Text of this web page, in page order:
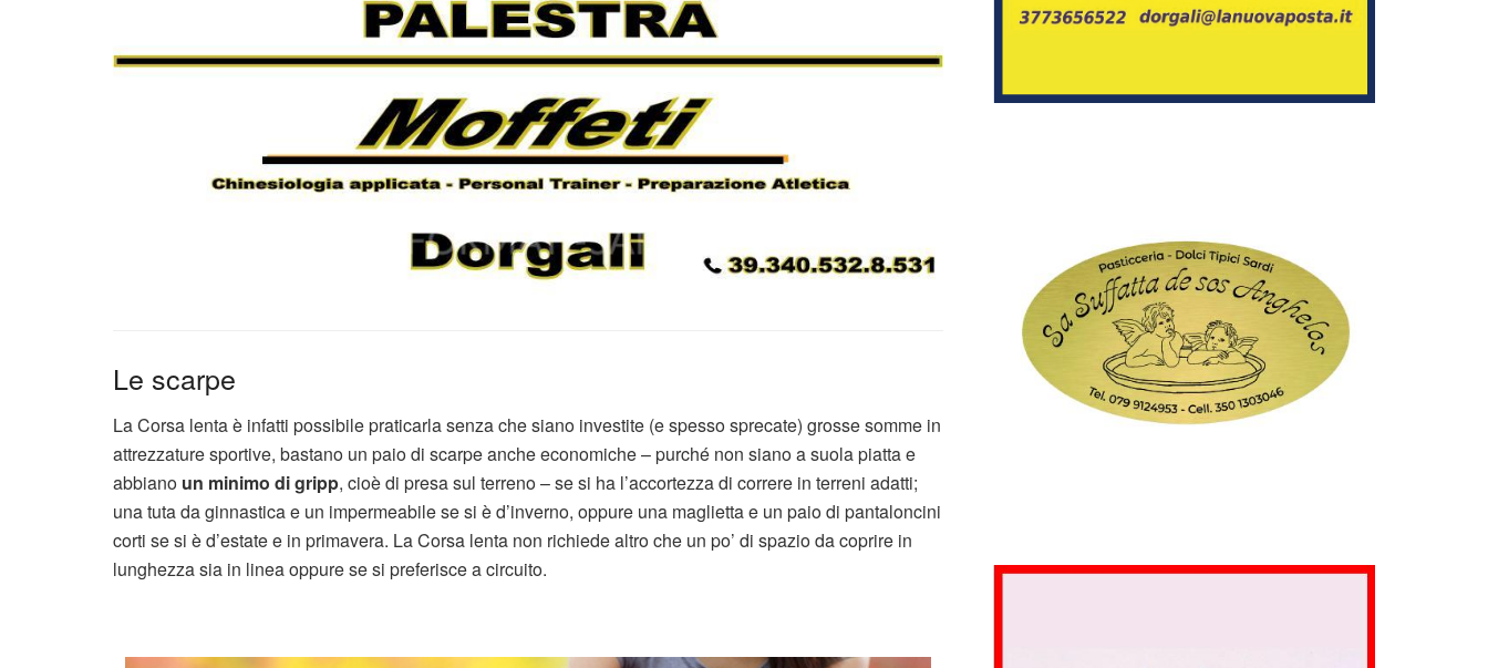
Le scarpe
La Corsa lenta è infatti possibile praticarla senza che siano investite (e spesso sprecate) grosse somme in
attrezzature sportive, bastano un paio di scarpe anche economiche – purché non siano a suola piatta e
abbiano un minimo di gripp, cioè di presa sul terreno – se si ha l’accortezza di correre in terreni adatti;
una tuta da ginnastica e un impermeabile se si è d’inverno, oppure una maglietta e un paio di pantaloncini
corti se si è d’estate e in primavera. La Corsa lenta non richiede altro che un po’ di spazio da coprire in
lunghezza sia in linea oppure se si preferisce a circuito.